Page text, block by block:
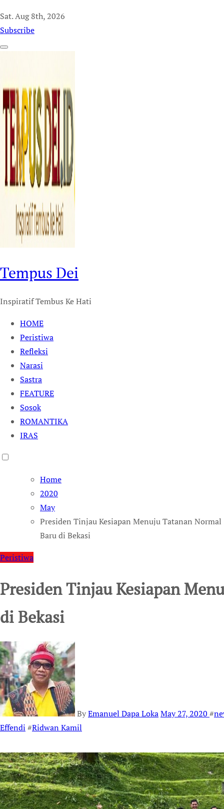
Sat. Aug 8th, 2026
Subscribe
Tempus Dei
Inspiratif Tembus Ke Hati
HOME
Peristiwa
Refleksi
Narasi
Sastra
FEATURE
Sosok
ROMANTIKA
IRAS
Home
2020
May
Presiden Tinjau Kesiapan Menuju Tatanan Normal
Baru di Bekasi
Peristiwa
Presiden Tinjau Kesiapan
di Bekasi
ByEmanuel Dapa LokaMay 27, 2020 #
Effendi #Ridwan Kamil